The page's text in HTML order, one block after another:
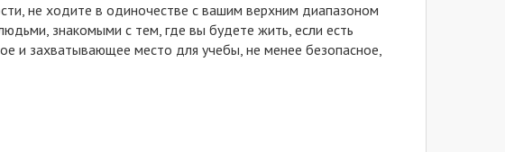
не ходите в одиночестве с вашим верхним диапазоном
знакомыми с тем, где вы будете жить, если есть
и захватывающее место для учебы, не менее безопасное,